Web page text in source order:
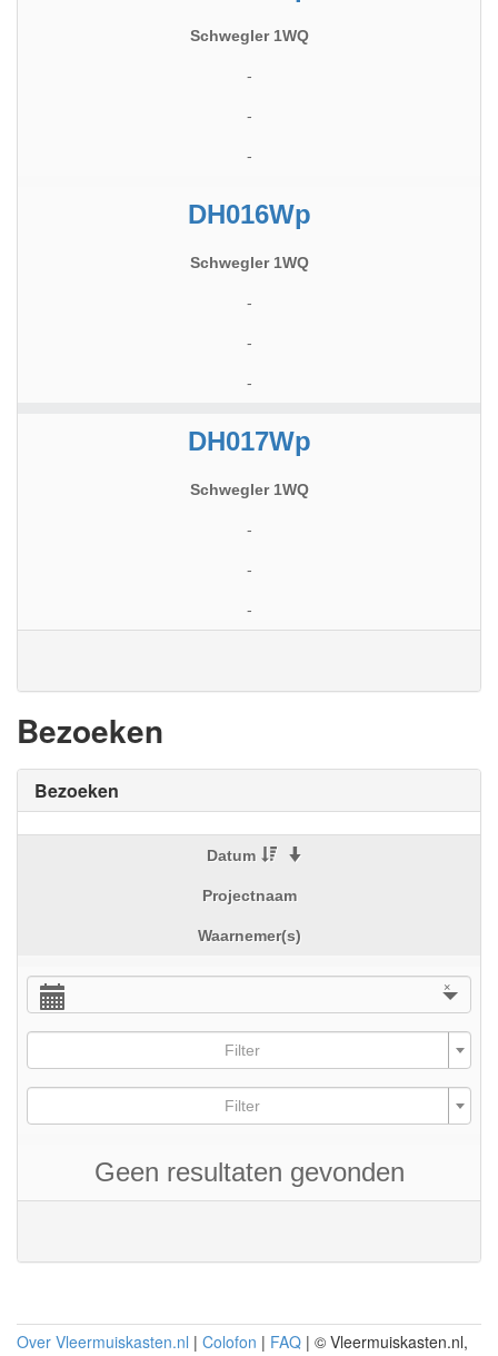
Schwegler 1WQ
-
-
-
DH016Wp
Schwegler 1WQ
-
-
-
DH017Wp
Schwegler 1WQ
-
-
-
Bezoeken
Bezoeken
Datum
Projectnaam
Waarnemer(s)
×
Filter
Filter
Geen resultaten gevonden
Over Vleermuiskasten.nl | Colofon | FAQ | © Vleermuiskasten.nl,